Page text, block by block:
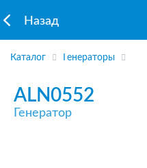
Назад
Каталог Генераторы
ALN0552
Генератор